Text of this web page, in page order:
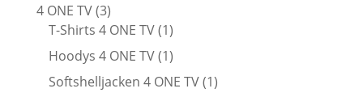
4 ONE TV 33
Produkte
T-Shirts 4 ONE TV 11
Produkt
Hoodys 4 ONE TV 11
Produkt
Softshelljacken 4 ONE TV 11